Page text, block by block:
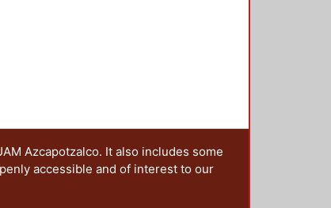
Azcapotzalco. It also includes some
accessible and of interest to our